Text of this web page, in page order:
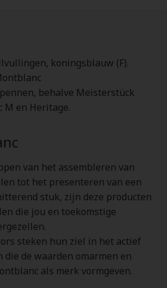
koningsblauw (F).
behalve Meisterstück
M en Heritage.
van het assembleren van
tot het presenteren van een
stuk, zijn deze producten
die jou en toekomstige
steken hun ziel in het actief
die de waarden omarmen en
als merk vormgeven.